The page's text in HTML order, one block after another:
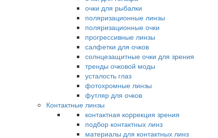
очки для рыбалки
поляризационные линзы
поляризационные очки
прогрессивные линзы
салфетки для очков
солнцезащитные очки для зрения
тренды очковой моды
усталость глаз
фотохромные линзы
футляр для очков
Контактные линзы
контактная коррекция зрения
подбор контактных линз
материалы для контактных линз